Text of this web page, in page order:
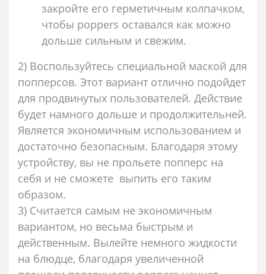
закройте его герметичным колпачком,
чтобы poppers оставался как можно
дольше сильным и свежим.
2) Воспользуйтесь специальной маской для
попперсов. Этот вариант отлично подойдет
для продвинутых пользователей. Действие
будет намного дольше и продолжительней.
Является экономичным использованием и
достаточно безопасным. Благодаря этому
устройству, вы не прольете попперс на
себя и не сможете выпить его таким
образом.
3) Считается самым не экономичным
вариантом, но весьма быстрым и
действенным. Вылейте немного жидкости
на блюдце, благодаря увеличенной